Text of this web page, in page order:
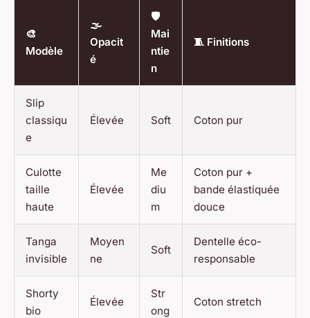
🎨
Modèle
🌫️
Opacit
é
🛡️
Mai
ntie
n
🧵 Finitions
Slip
classiqu
e
Élevée Soft Coton pur
Culotte
taille
haute
Élevée
Me
diu
m
Coton pur +
bande élastiquée
douce
Tanga
invisible
Moyen
ne
Soft
Dentelle éco-
responsable
Shorty
bio
Élevée
Str
ong
Coton stretch